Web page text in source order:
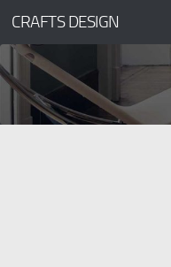
コンテンツへスキップ
CRAFTS DESIGN